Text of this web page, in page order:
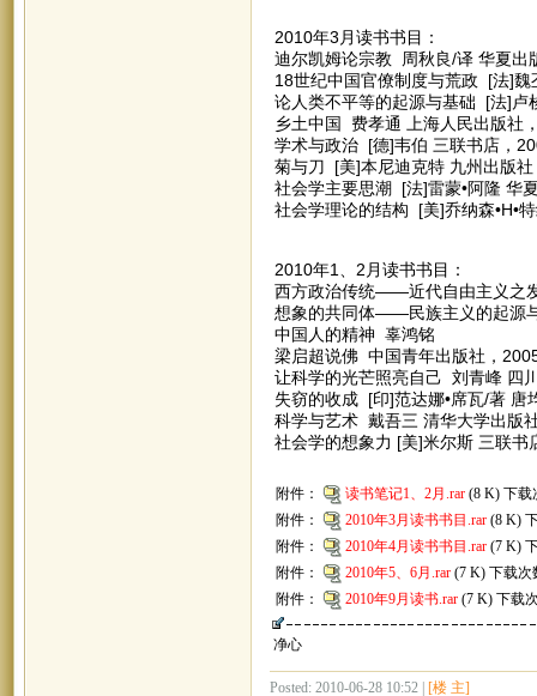
2010年3月读书书目：
迪尔凯姆论宗教 周秋良/译 华夏出
18世纪中国官僚制度与荒政 [法]
论人类不平等的起源与基础 [法]
乡土中国 费孝通 上海人民出版社
学术与政治 [德]韦伯 三联书店，
菊与刀 [美]本尼迪克特 九州出版社
社会学主要思潮 [法]雷蒙•阿隆 华
社会学理论的结构 [美]乔纳森•H•
2010年1、2月读书书目：
西方政治传统——近代自由主义之
想象的共同体——民族主义的起源
中国人的精神 辜鸿铭
梁启超说佛 中国青年出版社，
让科学的光芒照亮自己 刘青峰 四
失窃的收成 [印]范达娜•席瓦/著 唐
科学与艺术 戴吾三 清华大学出版
社会学的想象力 [美]米尔斯 三联
附件： 读书笔记1、2月.rar (8 K) 下载
附件：
2010年3月读书书目.rar (8 K)
附件：
2010年4月读书书目.rar (7 K)
附件：
2010年5、6月.rar (7 K) 下载次
附件：
2010年9月读书.rar (7 K) 下载
净心
Posted: 2010-06-28 10:52 | [楼 主]